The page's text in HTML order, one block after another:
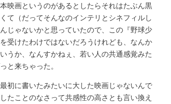
映画というのがあるとしたらそれはたぶん黒
て（だってそんなのインテリとシネフィルし
じゃないかと思っていたので、この『野球少
受けたわけではないだろうけれども、なんか
うか、なんすかねぇ、若い人の共通感覚みた
と来ちゃった。
初に書いたみたいに大した映画じゃないんで
たことのなさって共感性の高さとも言い換え